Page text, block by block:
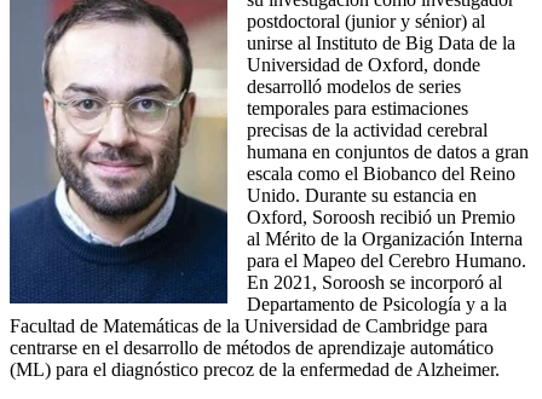
postdoctoral (junior y sénior) al
unirse al Instituto de Big Data de la
Universidad de Oxford, donde
desarrolló modelos de series
temporales para estimaciones
precisas de la actividad cerebral
humana en conjuntos de datos a gran
escala como el Biobanco del Reino
Unido. Durante su estancia en
Oxford, Soroosh recibió un Premio
al Mérito de la Organización Interna
para el Mapeo del Cerebro Humano.
En 2021, Soroosh se incorporó al
Departamento de Psicología y a la
Facultad de Matemáticas de la Universidad de Cambridge para
centrarse en el desarrollo de métodos de aprendizaje automático
(ML) para el diagnóstico precoz de la enfermedad de Alzheimer.